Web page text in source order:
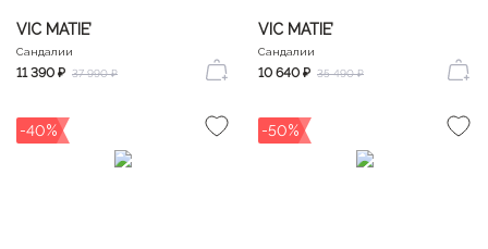
VIC MATIE’
Сандалии
11 390 ₽ 37 990 ₽
VIC MATIE’
Сандалии
10 640 ₽ 35 490 ₽
-40% -50%